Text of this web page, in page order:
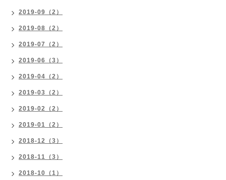
2019-09（2）
2019-08（2）
2019-07（2）
2019-06（3）
2019-04（2）
2019-03（2）
2019-02（2）
2019-01（2）
2018-12（3）
2018-11（3）
2018-10（1）